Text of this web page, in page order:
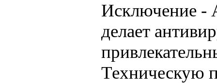
Исключение -
делает
Техническую